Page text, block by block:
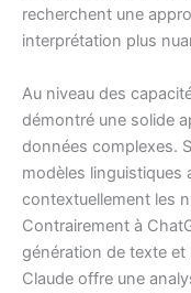
recherchent une
interprétation plus
Au niveau des
démontré une solide
données complexes.
modèles linguistiques
contextuellement les
Contrairement à
génération de texte et
Claude offre une